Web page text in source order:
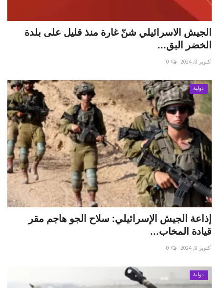
الجيش الاسرائيلي شنّ غارة منذ قليل على بلدة
الخضر البق...
أكتوبر 8, 2024 0
دولية
إذاعة الجيش الإسرائيلي: سلاح الجو هاجم مقر
قيادة المخاب...
أكتوبر 8, 2024 0
دولية